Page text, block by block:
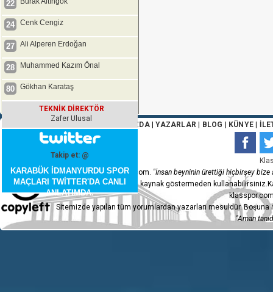
22
24 Cenk Cengiz
27 Ali Alperen Erdoğan
28 Muhammed Kazım Önal
80 Gökhan Karataş
TEKNİK DİREKTÖR
Zafer Ulusal
Takip et: @
KARABÜK İDMANYURDU SPOR
MAÇLARI TWİTTER'DA CANLI
ANLATIMDA.
HAKKIMIZDA|YAZARLAR BLOG KÜNYE|
Copyleft 2015 - klasspor.com. "İnsan beyninin ürettiği hiçbirşey bize
ve videoları sormadan, kaynak göstermeden
Sitemizde yapılan tüm yorumlardan yazarları mesuldür.
"Aman